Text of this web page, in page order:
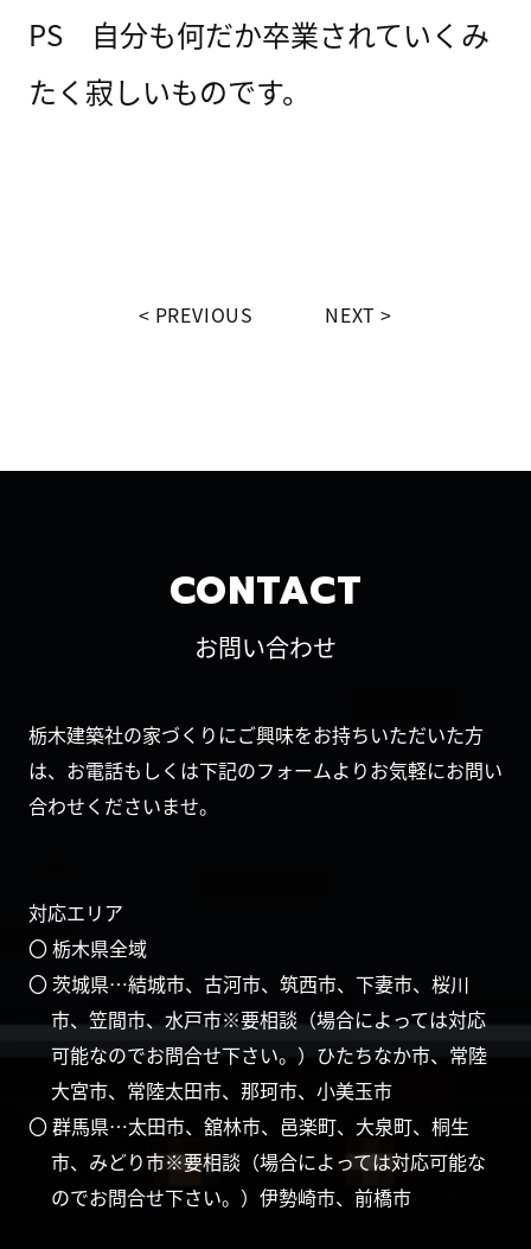
PS 自分も何だか卒業されていくみ
たく寂しいものです。
PREVIOUS NEXT
CONTACT
お問い合わせ
栃木建築社の家づくりにご興味をお持ちいただいた方
は、お電話もしくは下記のフォームよりお気軽にお問い
合わせくださいませ。
対応エリア
〇 栃木県全域
〇 茨城県…結城市、古河市、筑西市、下妻市、桜川
市、笠間市、水戸市※要相談（場合によっては対応
可能なのでお問合せ下さい。）ひたちなか市、常陸
大宮市、常陸太田市、那珂市、小美玉市
〇 群馬県…太田市、舘林市、邑楽町、大泉町、桐生
市、みどり市※要相談（場合によっては対応可能な
のでお問合せ下さい。）伊勢崎市、前橋市